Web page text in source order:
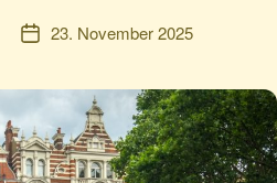
Veröffentlichungsdatum
23. November 2025